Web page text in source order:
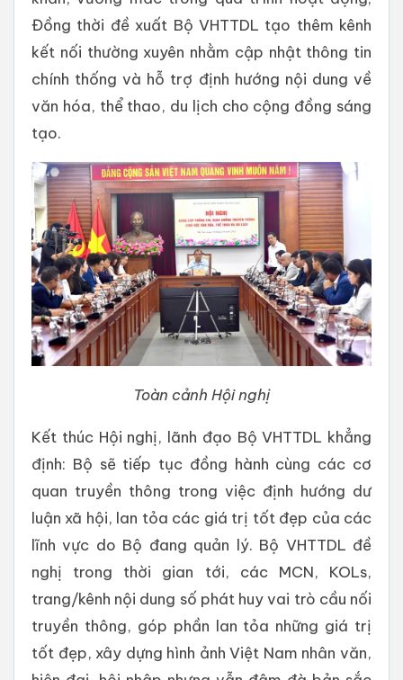
Đồng thời đề xuất Bộ VHTTDL tạo thêm kênh
kết nối thường xuyên nhằm cập nhật thông tin
chính thống và hỗ trợ định hướng nội dung về
văn hóa, thể thao, du lịch cho cộng đồng sáng
tạo.
Toàn cảnh Hội nghị
Kết thúc Hội nghị, lãnh đạo Bộ VHTTDL khẳng
định: Bộ sẽ tiếp tục đồng hành cùng các cơ
quan truyền thông trong việc định hướng dư
luận xã hội, lan tỏa các giá trị tốt đẹp của các
lĩnh vực do Bộ đang quản lý. Bộ VHTTDL đề
nghị trong thời gian tới, các MCN, KOLs,
trang/kênh nội dung số phát huy vai trò cầu nối
truyền thông, góp phần lan tỏa những giá trị
tốt đẹp, xây dựng hình ảnh Việt Nam nhân văn,